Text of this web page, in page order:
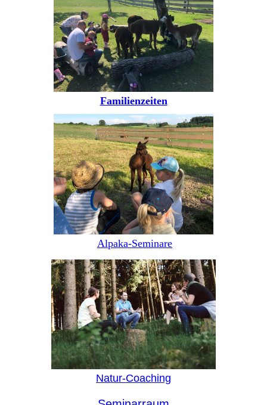
Familienzeiten
Alpaka-Seminare
Natur-Coaching